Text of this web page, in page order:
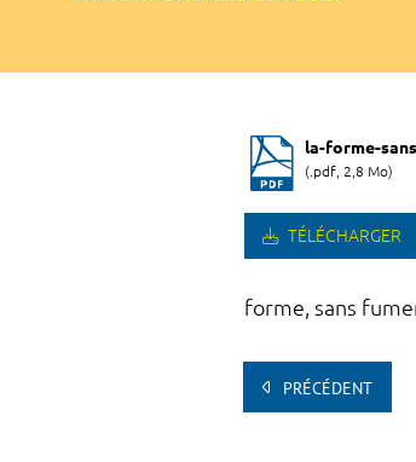
la-forme-
(.pdf, 2,8 Mo)
TÉLÉCHARGER
forme, sans
PRÉCÉDENT